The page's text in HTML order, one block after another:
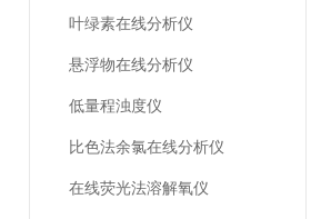
叶绿素在线分析仪
悬浮物在线分析仪
低量程浊度仪
比色法余氯在线分析仪
在线荧光法溶解氧仪